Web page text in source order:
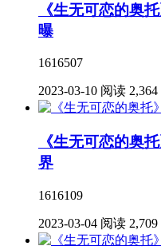
《生无可恋的奥
曝
1616507
2023-03-10 阅读 2,364
《生无可恋的奥
界
1616109
2023-03-04 阅读 2,709